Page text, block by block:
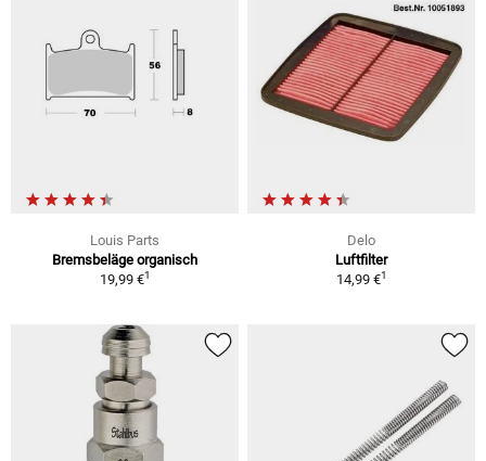
Louis Parts
Bremsbeläge organisch
19,99 €1
Delo
Luftfilter
14,99 €1